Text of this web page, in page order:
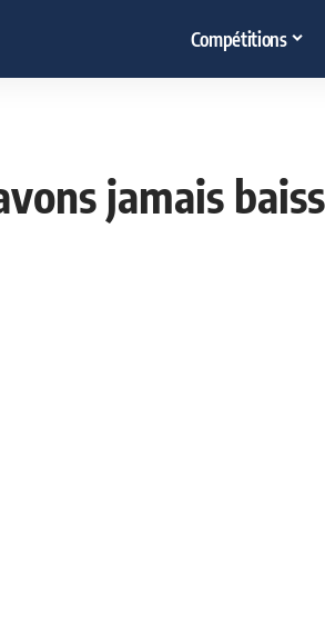
Compétitions
jamais